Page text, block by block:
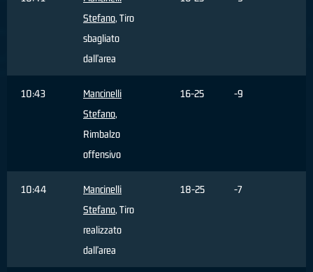
Stefano, Tiro
sbagliato
dall'area
10:43
Mancinelli
Stefano,
Rimbalzo
offensivo
16-25 -9
10:44
Mancinelli
Stefano, Tiro
realizzato
dall'area
18-25 -7